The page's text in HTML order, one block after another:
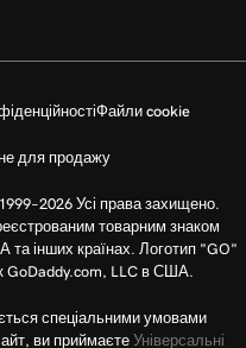
Файли cookie
для продажу
Усі права захищено.
товарним знаком
інших країнах. Логотип "GO"
GoDaddy.com, LLC в США.
спеціальними умовами
ви приймаєте Універсальні